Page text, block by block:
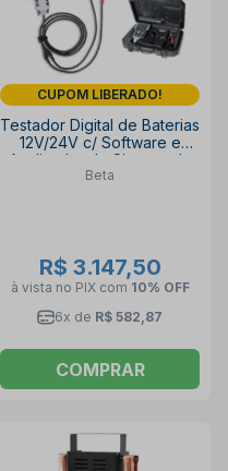
CUPOM LIBERADO!
Testador Digital de Baterias
12V/24V c/ Software e
Analisador do Sistema de
Partida 1498TB/12-24 BETA
Beta
R$ 3.147,50
à vista no PIX com 10% OFF
6x de R$ 582,87
COMPRAR